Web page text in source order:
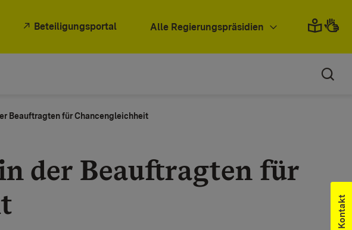
Beteiligungsportal Alle Regierungspräsidien
Beauftragten für Chancengleichheit
der Beauftragten für
Kontakt